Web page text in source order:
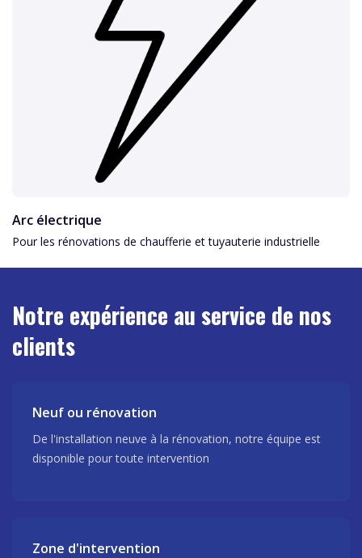
Arc électrique
Pour les rénovations de chaufferie et tuyauterie industrielle
Notre expérience au service de nos
clients
Neuf ou rénovation
De l'installation neuve à la rénovation, notre équipe est
disponible pour toute intervention
Zone d'intervention